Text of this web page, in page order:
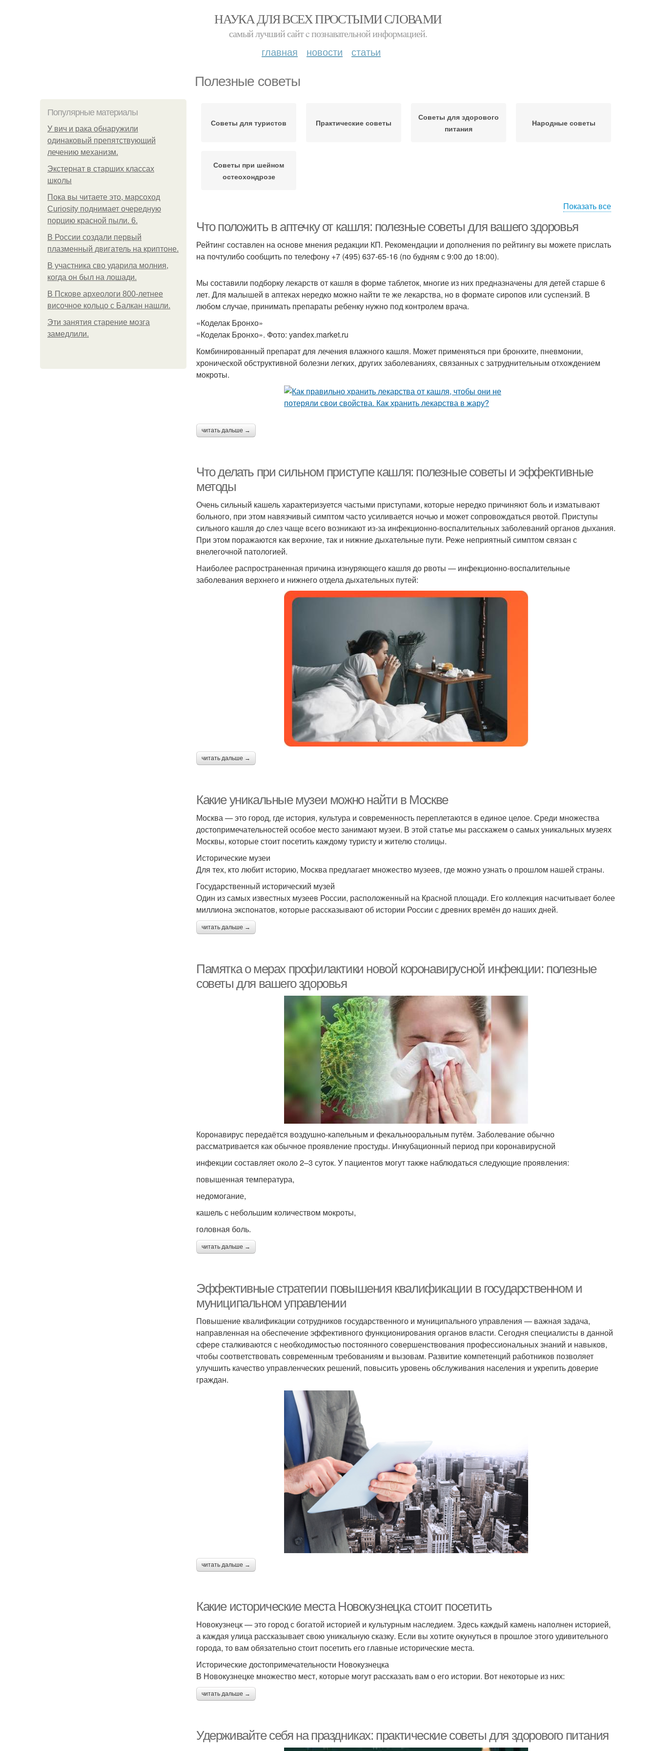
НАУКА ДЛЯ ВСЕХ ПРОСТЫМИ СЛОВАМИ
самый лучший сайт c познавательной информацией.
главная новости статьи
Полезные советы
Популярные материалы
У вич и рака обнаружили
одинаковый препятствующий
лечению механизм.
Экстернат в старших классах
школы
Пока вы читаете это, марсоход
Curiosity поднимает очередную
порцию красной пыли. 6.
В России создали первый
плазменный двигатель на криптоне.
В участника сво ударила молния,
когда он был на лошади.
В Пскове археологи 800-летнее
височное кольцо с Балкан нашли.
Эти занятия старение мозга
замедлили.
Советы для туристов Практические советы
Советы для здорового
питания
Народные советы
Советы при шейном
остеохондрозе
Показать все
Что положить в аптечку от кашля: полезные советы для вашего здоровья
Рейтинг составлен на основе мнения редакции КП. Рекомендации и дополнения по рейтингу вы можете прислать
на почтулибо сообщить по телефону +7 (495) 637-65-16 (по будням с 9:00 до 18:00).
Мы составили подборку лекарств от кашля в форме таблеток, многие из них предназначены для детей старше 6
лет. Для малышей в аптеках нередко можно найти те же лекарства, но в формате сиропов или суспензий. В
любом случае, принимать препараты ребенку нужно под контролем врача.
«Коделак Бронхо»
«Коделак Бронхо». Фото: yandex.market.ru
Комбинированный препарат для лечения влажного кашля. Может применяться при бронхите, пневмонии,
хронической обструктивной болезни легких, других заболеваниях, связанных с затруднительным отхождением
мокроты.
читать дальше →
Что делать при сильном приступе кашля: полезные советы и эффективные
методы
Очень сильный кашель характеризуется частыми приступами, которые нередко причиняют боль и изматывают
больного, при этом навязчивый симптом часто усиливается ночью и может сопровождаться рвотой. Приступы
сильного кашля до слез чаще всего возникают из-за инфекционно-воспалительных заболеваний органов дыхания.
При этом поражаются как верхние, так и нижние дыхательные пути. Реже неприятный симптом связан с
внелегочной патологией.
Наиболее распространенная причина изнуряющего кашля до рвоты — инфекционно-воспалительные
заболевания верхнего и нижнего отдела дыхательных путей:
читать дальше →
Какие уникальные музеи можно найти в Москве
Москва — это город, где история, культура и современность переплетаются в единое целое. Среди множества
достопримечательностей особое место занимают музеи. В этой статье мы расскажем о самых уникальных музеях
Москвы, которые стоит посетить каждому туристу и жителю столицы.
Исторические музеи
Для тех, кто любит историю, Москва предлагает множество музеев, где можно узнать о прошлом нашей страны.
Государственный исторический музей
Один из самых известных музеев России, расположенный на Красной площади. Его коллекция насчитывает более
миллиона экспонатов, которые рассказывают об истории России с древних времён до наших дней.
читать дальше →
Памятка о мерах профилактики новой коронавирусной инфекции: полезные
советы для вашего здоровья
Коронавирус передаётся воздушно-капельным и фекальнооральным путём. Заболевание обычно
рассматривается как обычное проявление простуды. Инкубационный период при коронавирусной
инфекции составляет около 2–3 суток. У пациентов могут также наблюдаться следующие проявления:
повышенная температура,
недомогание,
кашель с небольшим количеством мокроты,
головная боль.
читать дальше →
Эффективные стратегии повышения квалификации в государственном и
муниципальном управлении
Повышение квалификации сотрудников государственного и муниципального управления — важная задача,
направленная на обеспечение эффективного функционирования органов власти. Сегодня специалисты в данной
сфере сталкиваются с необходимостью постоянного совершенствования профессиональных знаний и навыков,
чтобы соответствовать современным требованиям и вызовам. Развитие компетенций работников позволяет
улучшить качество управленческих решений, повысить уровень обслуживания населения и укрепить доверие
граждан.
читать дальше →
Какие исторические места Новокузнецка стоит посетить
Новокузнецк — это город с богатой историей и культурным наследием. Здесь каждый камень наполнен историей,
а каждая улица рассказывает свою уникальную сказку. Если вы хотите окунуться в прошлое этого удивительного
города, то вам обязательно стоит посетить его главные исторические места.
Исторические достопримечательности Новокузнецка
В Новокузнецке множество мест, которые могут рассказать вам о его истории. Вот некоторые из них:
читать дальше →
Удерживайте себя на праздниках: практические советы для здорового питания